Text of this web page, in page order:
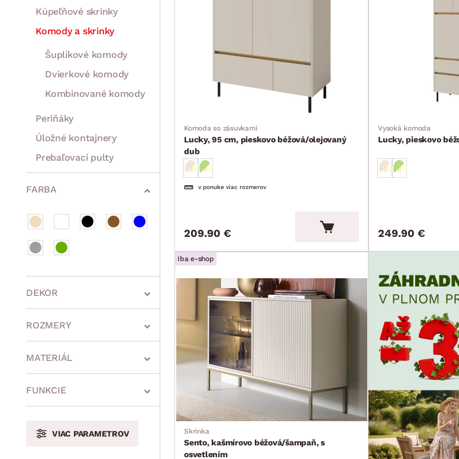
Kúpeľňové skrinky
Komody a skrinky
Šuplíkové komody
Dvierkové komody
Kombinované komody
Periňáky
Úložné kontajnery
Prebaľovací pulty
Bytové doplnky
Sedacie súpravy a pohovky
Zostavy a steny
Drobný nábytok
Spotrebiče
FARBA
DEKOR
ROZMERY
min.
min. cm max.
MATERIÁL
FUNKCIE
VIAC PARAMETROV
Komoda so zásuvkami
Lucky, 95 cm, pieskovo béžová/olejovaný
dub
v ponuke viac rozmerov
209.90 €
Vysoká komoda
Lucky, pieskovo
249.90 €
Iba e-shop
Skrinka
Sento, kašmírovo béžová/šampaň, s
osvetlením